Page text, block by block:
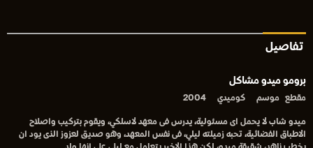
تفاصيل
برومو ميدو مشاكل
مقطع موسم كوميدي 2004
ميدو شاب لا يحمل اى مسئولية، يدرس فى معهد لاسلكي، ويقوم بتركيب واصلاح
الاطباق الفضائية، تحبه زميلته ليلي، فى نفس المعهد، وهو صديق لعزوز الذى يود ان